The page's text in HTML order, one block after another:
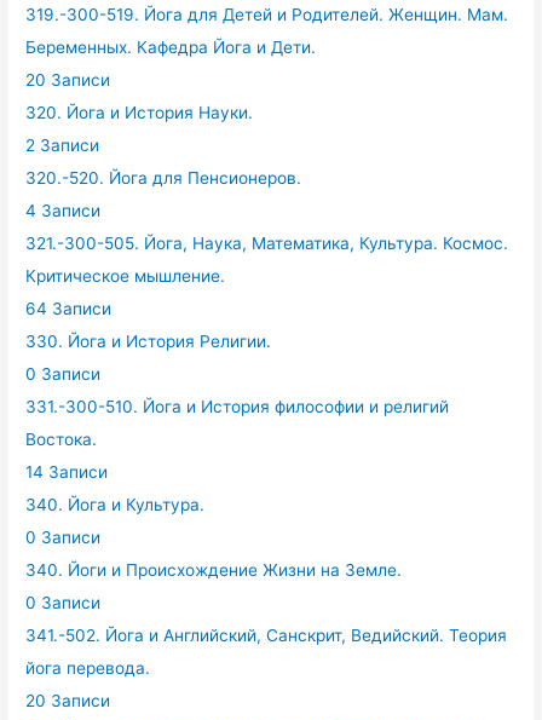
319.-300-519. Йога для Детей и Родителей. Женщин. Мам.
Беременных. Кафедра Йога и Дети.
20 Записи
320. Йога и История Науки.
2 Записи
320.-520. Йога для Пенсионеров.
4 Записи
321.-300-505. Йога, Наука, Математика, Культура. Космос.
Критическое мышление.
64 Записи
330. Йога и История Религии.
0 Записи
331.-300-510. Йога и История философии и религий
Востока.
14 Записи
340. Йога и Культура.
0 Записи
340. Йоги и Происхождение Жизни на Земле.
0 Записи
341.-502. Йога и Английский, Санскрит, Ведийский. Теория
йога перевода.
20 Записи